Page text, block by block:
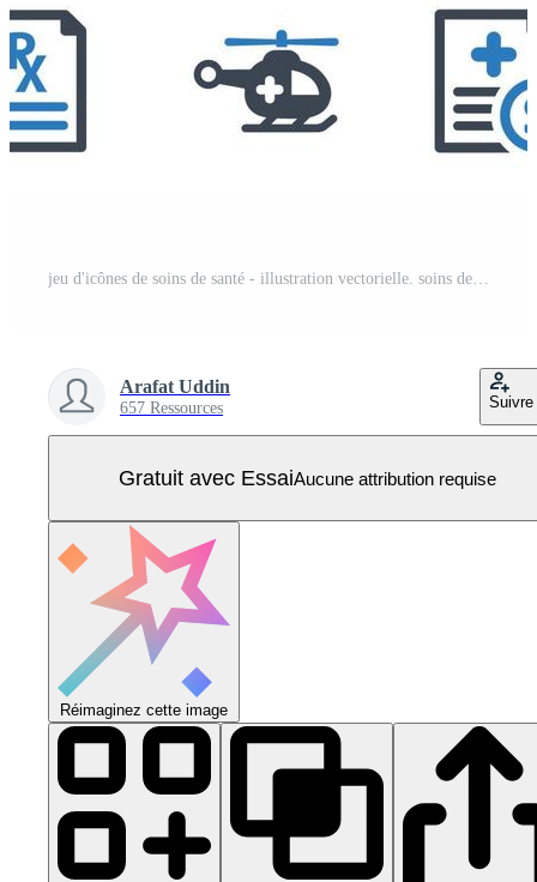
jeu d'icônes de soins de santé - illustration vectorielle. soins de santé, médical, médecin, stéthoscope, aide médicale, aide médicale, chirurgien, infirmière, hôpital, patient, cardiogramme, icônes. Vecteur Pro
Arafat Uddin
657 Ressources Suivre
Gratuit avec EssaiAucune attribution requise
Réimaginez cette image